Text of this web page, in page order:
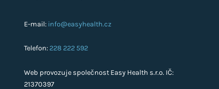
E-mail: info@easyhealth.cz
Telefon: 228 222 592
Web provozuje společnost Easy Health s.r.o. IČ:
21370397